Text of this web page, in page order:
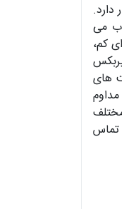
می
کم،
های
تماس